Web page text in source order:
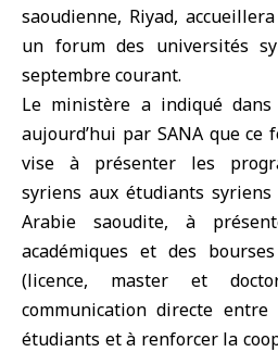
saoudienne, Riyad,
un forum des universités
septembre courant.
Le ministère a indiqué
aujourd’hui par SANA que ce
vise à présenter les
syriens aux étudiants
Arabie saoudite, à
académiques et des
(licence, master et
communication directe
étudiants et à renforcer la